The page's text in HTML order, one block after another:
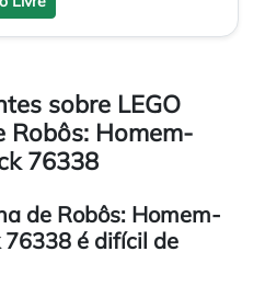
sobre LEGO
Robôs: Homem-
76338
de Robôs: Homem-
é difícil de